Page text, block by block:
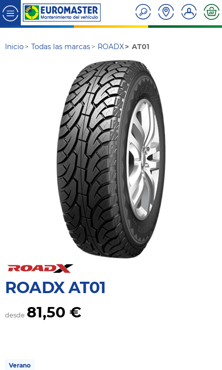
Inicio Todas las marcas ROADX AT01
ROADX AT01
desde 81,50 €
Verano